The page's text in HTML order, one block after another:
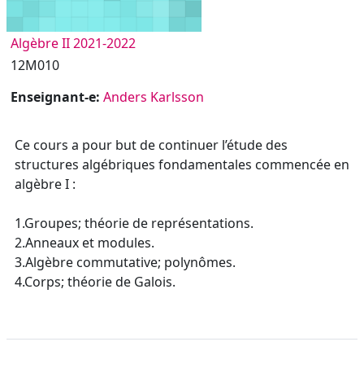
Algèbre II 2021-2022
12M010
Enseignant-e: Anders Karlsson
Ce cours a pour but de continuer l’étude des
structures algébriques fondamentales commencée en
algèbre I :
1.Groupes; théorie de représentations.
2.Anneaux et modules.
3.Algèbre commutative; polynômes.
4.Corps; théorie de Galois.